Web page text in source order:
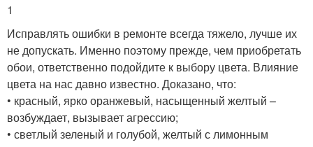
1
Исправлять ошибки в ремонте всегда тяжело, лучше их
не допускать. Именно поэтому прежде, чем приобретать
обои, ответственно подойдите к выбору цвета. Влияние
цвета на нас давно известно. Доказано, что:
• красный, ярко оранжевый, насыщенный желтый –
возбуждает, вызывает агрессию;
• светлый зеленый и голубой, желтый с лимонным